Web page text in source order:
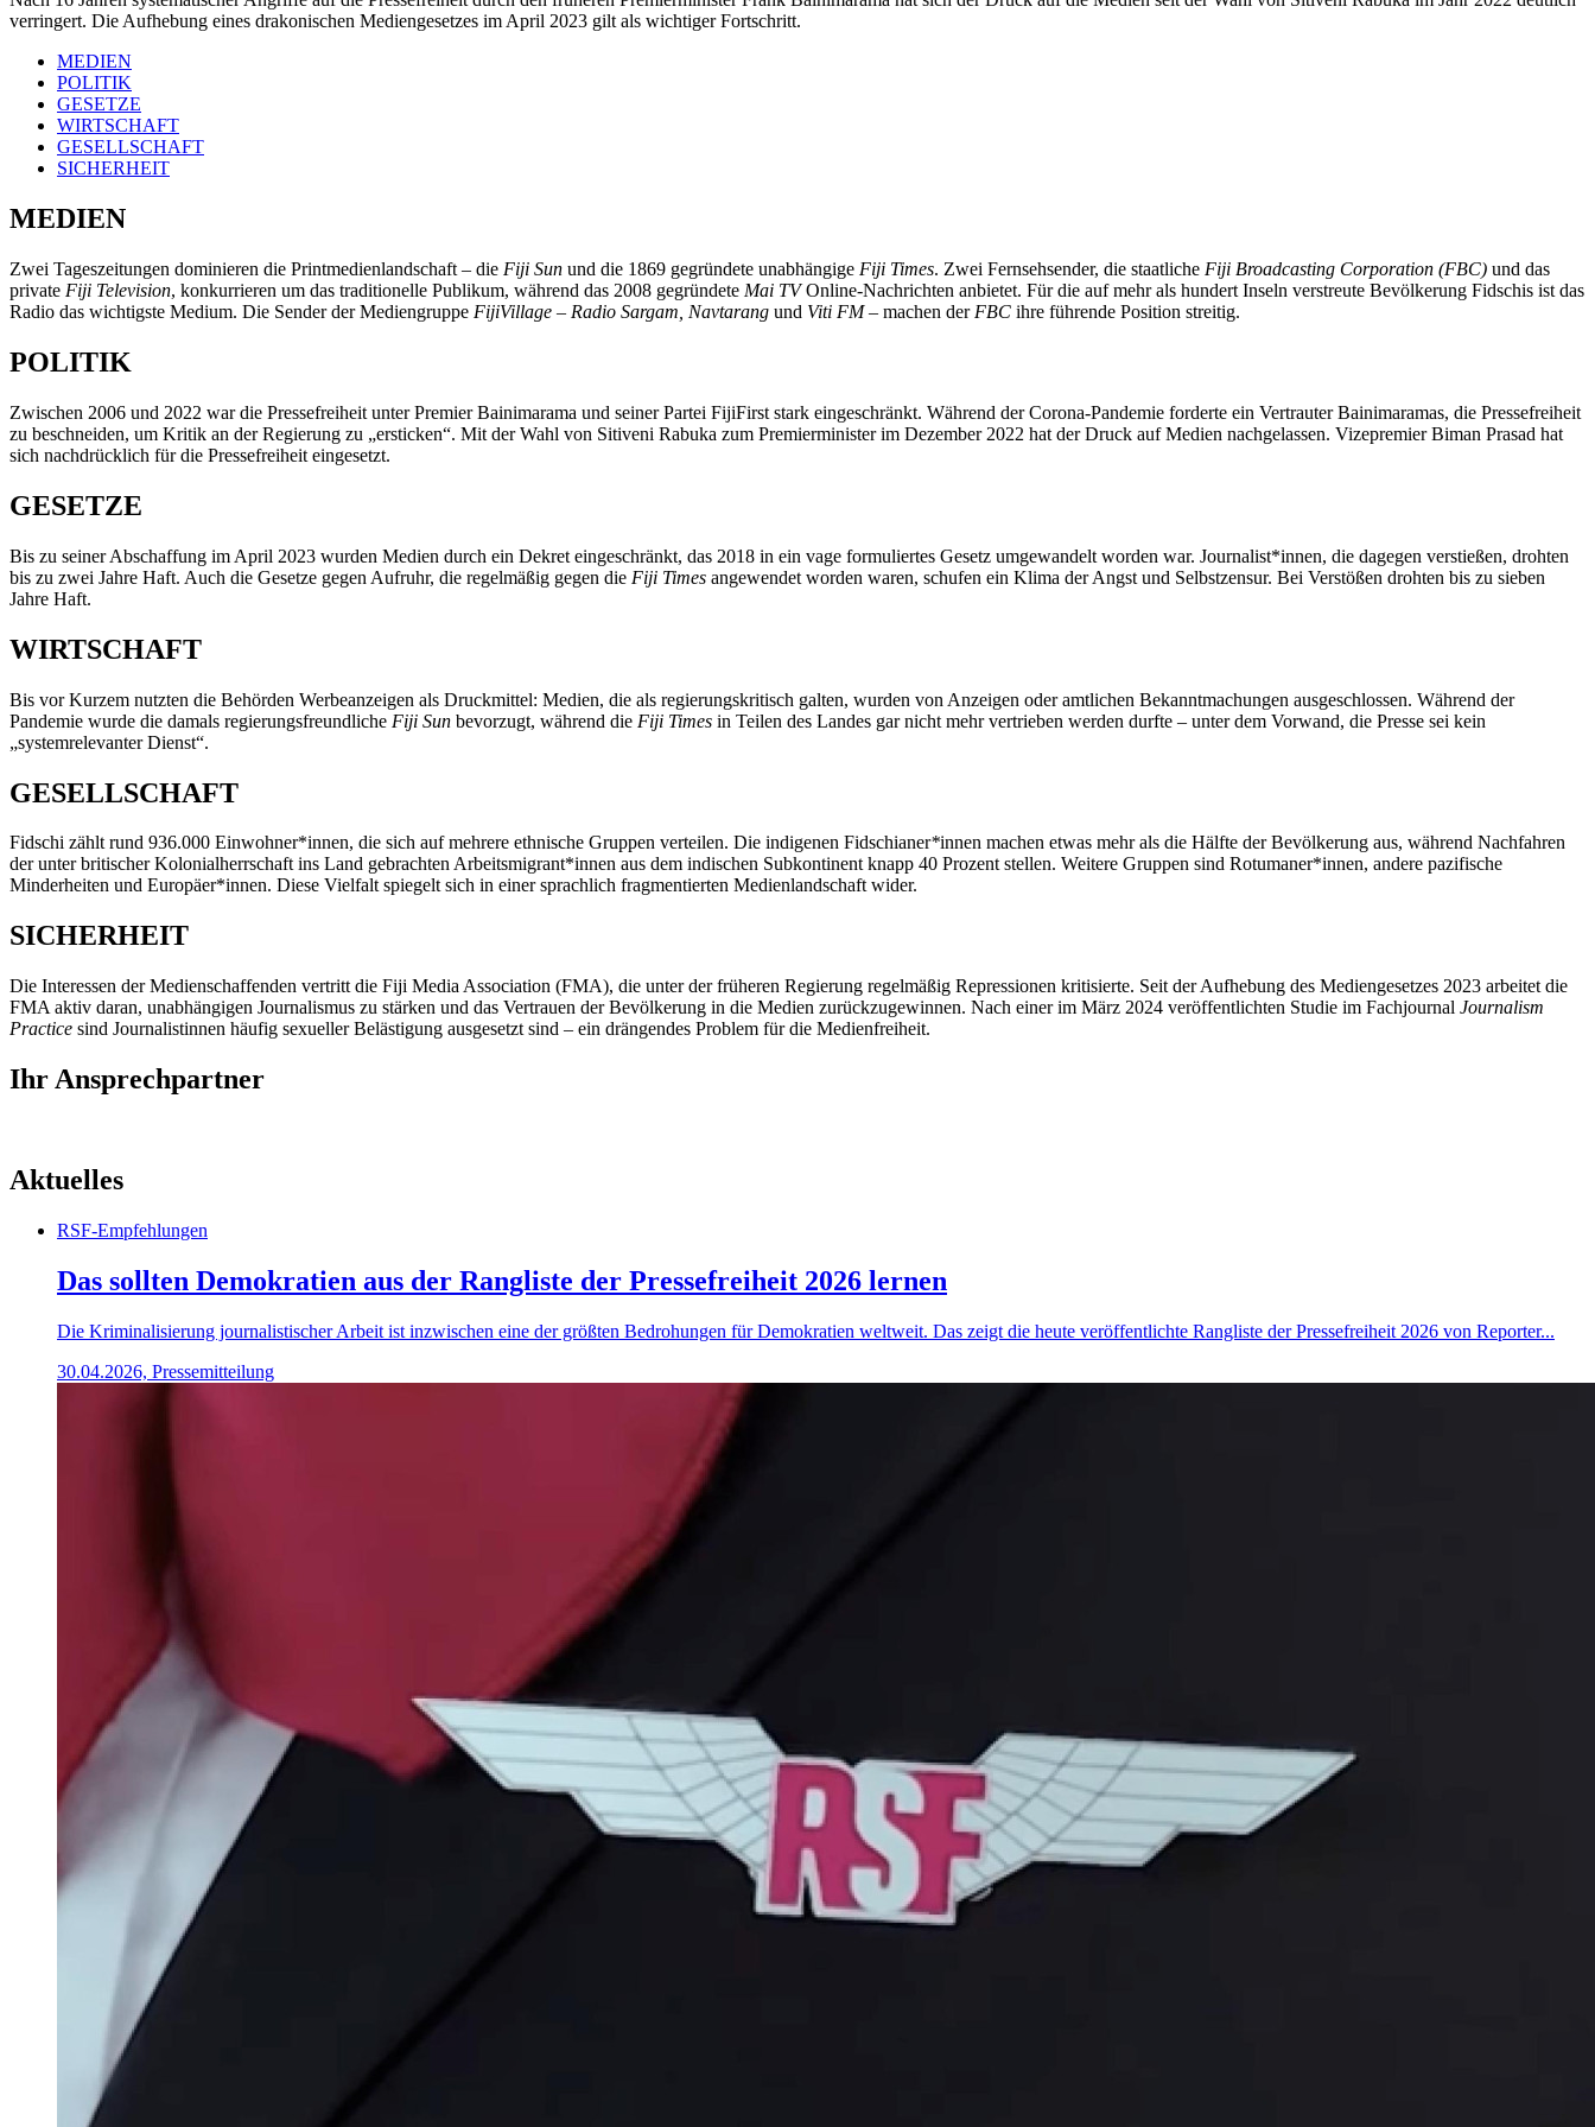
verringert. Die Aufhebung eines drakonischen Mediengesetzes im April 2023 gilt als wichtiger Fortschritt.
MEDIEN
POLITIK
GESETZE
WIRTSCHAFT
GESELLSCHAFT
SICHERHEIT
MEDIEN
Zwei Tageszeitungen dominieren die Printmedienlandschaft – die Fiji Sun und die 1869 gegründete unabhängige Fiji Times. Zwei Fernsehsender, die staatliche Fiji Broadcasting Corporation (FBC) und das
private Fiji Television, konkurrieren um das traditionelle Publikum, während das 2008 gegründete Mai TVOnline-Nachrichten anbietet. Für die auf mehr als hundert Inseln verstreute Bevölkerung Fidschis ist das
Radio das wichtigste Medium. Die Sender der Mediengruppe FijiVillage – Radio Sargam, Navtarang und Viti FM– machen der FBC ihre führende Position streitig.
POLITIK
Zwischen 2006 und 2022 war die Pressefreiheit unter Premier Bainimarama und seiner Partei FijiFirst stark eingeschränkt. Während der Corona-Pandemie forderte ein Vertrauter Bainimaramas, die Pressefreiheit
zu beschneiden, um Kritik an der Regierung zu „ersticken“. Mit der Wahl von Sitiveni Rabuka zum Premierminister im Dezember 2022 hat der Druck auf Medien nachgelassen. Vizepremier Biman Prasad hat
sich nachdrücklich für die Pressefreiheit eingesetzt.
GESETZE
Bis zu seiner Abschaffung im April 2023 wurden Medien durch ein Dekret eingeschränkt, das 2018 in ein vage formuliertes Gesetz umgewandelt worden war. Journalist*innen, die dagegen verstießen, drohten
bis zu zwei Jahre Haft. Auch die Gesetze gegen Aufruhr, die regelmäßig gegen die Fiji Times angewendet worden waren, schufen ein Klima der Angst und Selbstzensur. Bei Verstößen drohten bis zu sieben
Jahre Haft.
WIRTSCHAFT
Bis vor Kurzem nutzten die Behörden Werbeanzeigen als Druckmittel: Medien, die als regierungskritisch galten, wurden von Anzeigen oder amtlichen Bekanntmachungen ausgeschlossen. Während der
Pandemie wurde die damals regierungsfreundliche Fiji Sun bevorzugt, während die Fiji Times in Teilen des Landes gar nicht mehr vertrieben werden durfte – unter dem Vorwand, die Presse sei kein
„systemrelevanter Dienst“.
GESELLSCHAFT
Fidschi zählt rund 936.000 Einwohner*innen, die sich auf mehrere ethnische Gruppen verteilen. Die indigenen Fidschianer*innen machen etwas mehr als die Hälfte der Bevölkerung aus, während Nachfahren
der unter britischer Kolonialherrschaft ins Land gebrachten Arbeitsmigrant*innen aus dem indischen Subkontinent knapp 40 Prozent stellen. Weitere Gruppen sind Rotumaner*innen, andere pazifische
Minderheiten und Europäer*innen. Diese Vielfalt spiegelt sich in einer sprachlich fragmentierten Medienlandschaft wider.
SICHERHEIT
Die Interessen der Medienschaffenden vertritt die Fiji Media Association (FMA), die unter der früheren Regierung regelmäßig Repressionen kritisierte. Seit der Aufhebung des Mediengesetzes 2023 arbeitet die
FMA aktiv daran, unabhängigen Journalismus zu stärken und das Vertrauen der Bevölkerung in die Medien zurückzugewinnen. Nach einer im März 2024 veröffentlichten Studie im Fachjournal Journalism
Practice sind Journalistinnen häufig sexueller Belästigung ausgesetzt sind – ein drängendes Problem für die Medienfreiheit.
Ihr Ansprechpartner
Aktuelles
RSF-Empfehlungen
Das sollten Demokratien aus der Rangliste der Pressefreiheit 2026 lernen
Die Kriminalisierung journalistischer Arbeit ist inzwischen eine der größten Bedrohungen für Demokratien weltweit. Das zeigt die heute veröffentlichte Rangliste der Pressefreiheit 2026 von Reporter...
30.04.2026, Pressemitteilung